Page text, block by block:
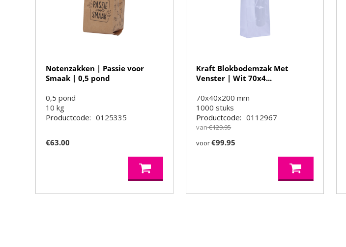
Notenzakken | Passie voor
Smaak | 0,5 pond
0,5 pond
10 kg
Productcode: 0125335
€63.00
Kraft Blokbodemzak Met
Venster | Wit 70x4...
70x40x200 mm
1000stuks
Productcode: 0112967
van€129.95
voor€99.95